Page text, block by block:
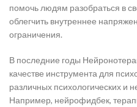
помочь людям разобраться в
облегчить внутреннее
ограничения.
В последние годы
качестве инструмента для
различных психологических и
Например, нейрофидбек,